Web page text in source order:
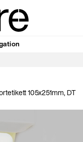
105x251mm, DT